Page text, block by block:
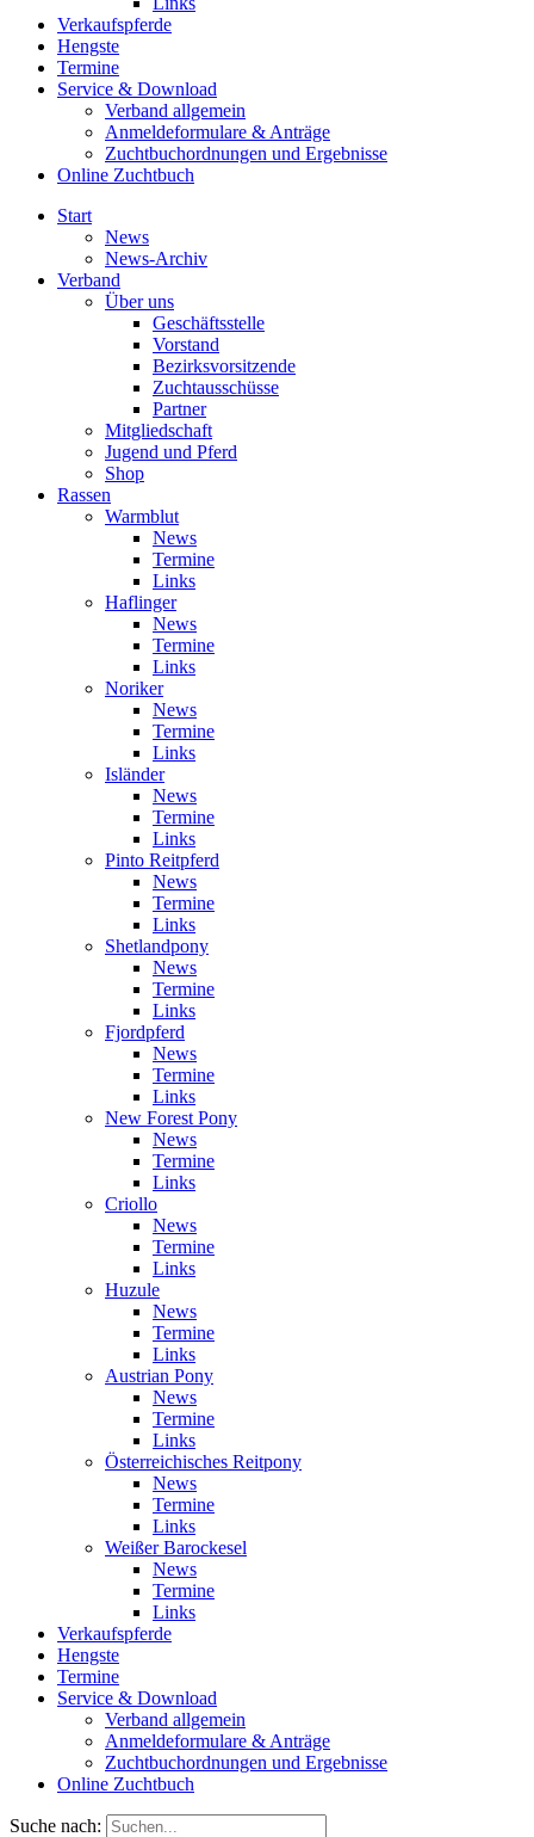
Verkaufspferde
Hengste
Termine
Service & Download
Verband allgemein
Anmeldeformulare & Anträge
Zuchtbuchordnungen und Ergebnisse
Online Zuchtbuch
Start
News
News-Archiv
Verband
Über uns
Geschäftsstelle
Vorstand
Bezirksvorsitzende
Zuchtausschüsse
Partner
Mitgliedschaft
Jugend und Pferd
Shop
Rassen
Warmblut
News
Termine
Links
Haflinger
News
Termine
Links
Noriker
News
Termine
Links
Isländer
News
Termine
Links
Pinto Reitpferd
News
Termine
Links
Shetlandpony
News
Termine
Links
Fjordpferd
News
Termine
Links
New Forest Pony
News
Termine
Links
Criollo
News
Termine
Links
Huzule
News
Termine
Links
Austrian Pony
News
Termine
Links
Österreichisches Reitpony
News
Termine
Links
Weißer Barockesel
News
Termine
Links
Verkaufspferde
Hengste
Termine
Service & Download
Verband allgemein
Anmeldeformulare & Anträge
Zuchtbuchordnungen und Ergebnisse
Online Zuchtbuch
Suche nach: